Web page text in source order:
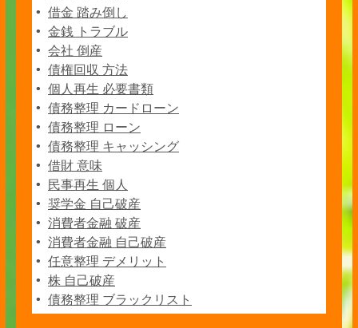
借金 踏み倒し
金銭 トラブル
会社 倒産
債権回収 方法
個人再生 必要書類
債務整理 カードローン
債務整理 ローン
債務整理 キャッシング
借財 意味
民事再生 個人
奨学金 自己破産
消費者金融 破産
消費者金融 自己破産
任意整理 デメリット
株 自己破産
債務整理 ブラックリスト